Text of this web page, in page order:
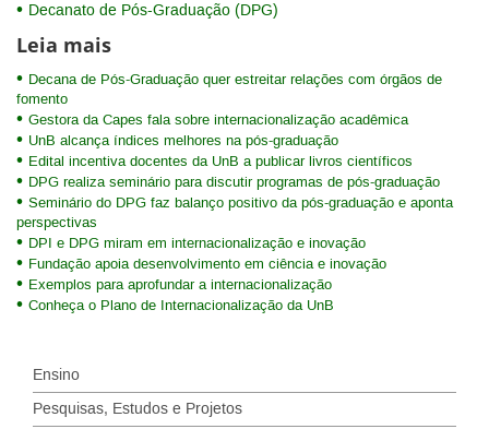
Decanato de Pós-Graduação (DPG)
Leia mais
Decana de Pós-Graduação quer estreitar relações com órgãos de
fomento
Gestora da Capes fala sobre internacionalização acadêmica
UnB alcança índices melhores na pós-graduação
Edital incentiva docentes da UnB a publicar livros científicos
DPG realiza seminário para discutir programas de pós-graduação
Seminário do DPG faz balanço positivo da pós-graduação e aponta
perspectivas
DPI e DPG miram em internacionalização e inovação
Fundação apoia desenvolvimento em ciência e inovação
Exemplos para aprofundar a internacionalização
Conheça o Plano de Internacionalização da UnB
Ensino
Pesquisas, Estudos e Projetos